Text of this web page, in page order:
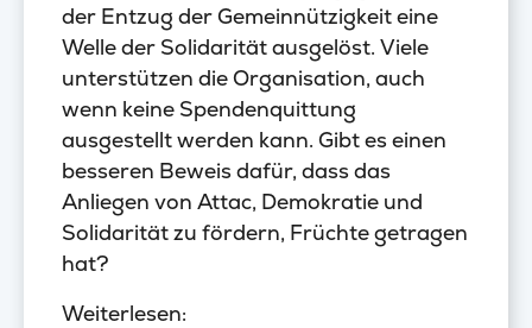
der Entzug der Gemeinnützigkeit eine
Welle der Solidarität ausgelöst. Viele
unterstützen die Organisation, auch
wenn keine Spendenquittung
ausgestellt werden kann. Gibt es einen
besseren Beweis dafür, dass das
Anliegen von Attac, Demokratie und
Solidarität zu fördern, Früchte getragen
hat?
Weiterlesen: